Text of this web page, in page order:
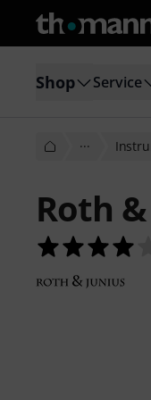
Shop Service
···
Roth